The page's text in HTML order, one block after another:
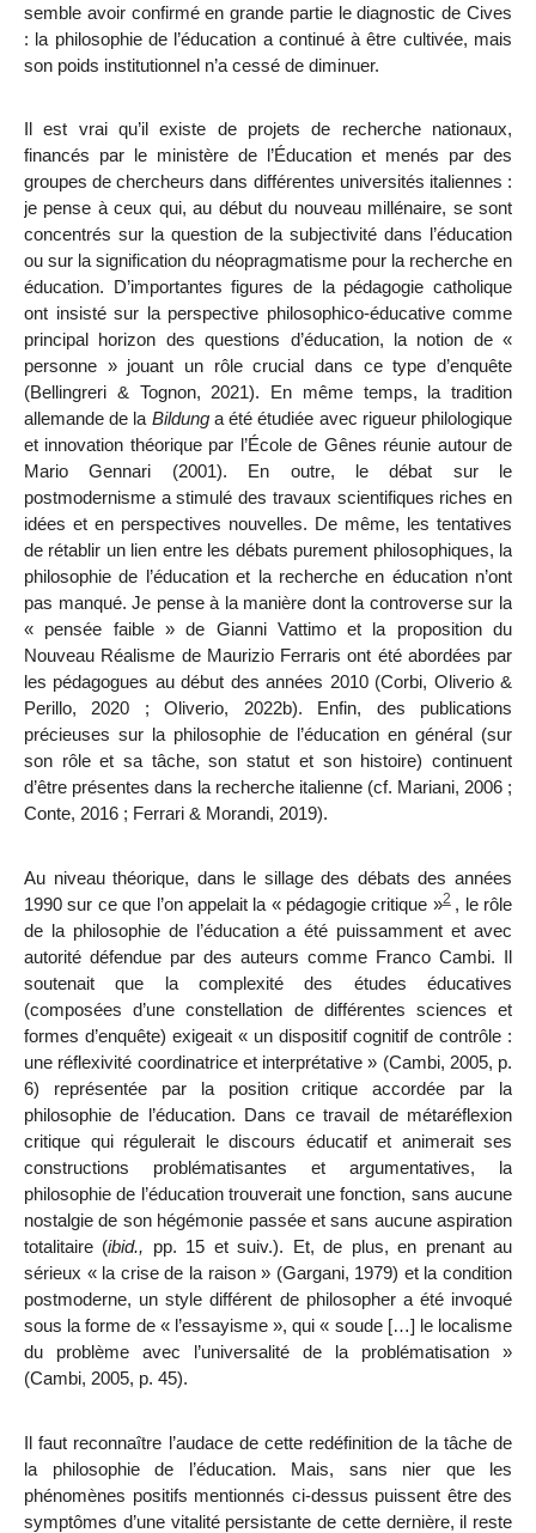
semble avoir confirmé en grande partie le diagnostic de Cives
: la philosophie de l’éducation a continué à être cultivée, mais
son poids institutionnel n’a cessé de diminuer.
Il est vrai qu’il existe de projets de recherche nationaux,
financés par le ministère de l’Éducation et menés par des
groupes de chercheurs dans différentes universités italiennes :
je pense à ceux qui, au début du nouveau millénaire, se sont
concentrés sur la question de la subjectivité dans l’éducation
ou sur la signification du néopragmatisme pour la recherche en
éducation. D’importantes figures de la pédagogie catholique
ont insisté sur la perspective philosophico-éducative comme
principal horizon des questions d’éducation, la notion de «
personne » jouant un rôle crucial dans ce type d’enquête
(Bellingreri & Tognon, 2021). En même temps, la tradition
allemande de la Bildung a été étudiée avec rigueur philologique
et innovation théorique par l’École de Gênes réunie autour de
Mario Gennari (2001). En outre, le débat sur le
postmodernisme a stimulé des travaux scientifiques riches en
idées et en perspectives nouvelles. De même, les tentatives
de rétablir un lien entre les débats purement philosophiques, la
philosophie de l’éducation et la recherche en éducation n’ont
pas manqué. Je pense à la manière dont la controverse sur la
« pensée faible » de Gianni Vattimo et la proposition du
Nouveau Réalisme de Maurizio Ferraris ont été abordées par
les pédagogues au début des années 2010 (Corbi, Oliverio &
Perillo, 2020 ; Oliverio, 2022b). Enfin, des publications
précieuses sur la philosophie de l’éducation en général (sur
son rôle et sa tâche, son statut et son histoire) continuent
d’être présentes dans la recherche italienne (cf. Mariani, 2006 ;
Conte, 2016 ; Ferrari & Morandi, 2019).
Au niveau théorique, dans le sillage des débats des années
1990 sur ce que l’on appelait la « pédagogie critique »2 , le rôle
de la philosophie de l’éducation a été puissamment et avec
autorité défendue par des auteurs comme Franco Cambi. Il
soutenait que la complexité des études éducatives
(composées d’une constellation de différentes sciences et
formes d’enquête) exigeait « un dispositif cognitif de contrôle :
une réflexivité coordinatrice et interprétative » (Cambi, 2005, p.
6) représentée par la position critique accordée par la
philosophie de l’éducation. Dans ce travail de métaréflexion
critique qui régulerait le discours éducatif et animerait ses
constructions problématisantes et argumentatives, la
philosophie de l’éducation trouverait une fonction, sans aucune
nostalgie de son hégémonie passée et sans aucune aspiration
totalitaire (ibid., pp. 15 et suiv.). Et, de plus, en prenant au
sérieux « la crise de la raison » (Gargani, 1979) et la condition
postmoderne, un style différent de philosopher a été invoqué
sous la forme de « l’essayisme », qui « soude […] le localisme
du problème avec l’universalité de la problématisation »
(Cambi, 2005, p. 45).
Il faut reconnaître l’audace de cette redéfinition de la tâche de
la philosophie de l’éducation. Mais, sans nier que les
phénomènes positifs mentionnés ci-dessus puissent être des
symptômes d’une vitalité persistante de cette dernière, il reste